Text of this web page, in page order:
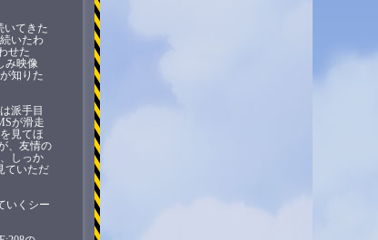
いてきた
いたわ
せた
み映像
知りた
派手目
が滑走
見てほ
、友情の
しっか
ていただ
いくシー